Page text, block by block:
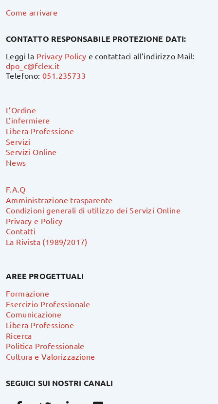
Come arrivare
CONTATTO RESPONSABILE PROTEZIONE DATI:
Leggi la Privacy Policy e contattaci all’indirizzo Mail:
dpo_c@fclex.it
Telefono:051.235733
L’Ordine
L’infermiere
Libera Professione
Servizi
Servizi Online
News
F.A.Q
Amministrazione trasparente
Condizioni generali di utilizzo dei Servizi Online
Privacy e Policy
Contatti
La Rivista (1989/2017)
AREE PROGETTUALI
Formazione
Esercizio Professionale
Comunicazione
Libera Professione
Ricerca
Politica Professionale
Cultura e Valorizzazione
SEGUICI SUI NOSTRI CANALI